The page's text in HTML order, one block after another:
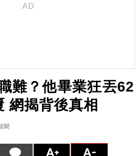
難？他畢業狂丟62
網揭背後真相
聞